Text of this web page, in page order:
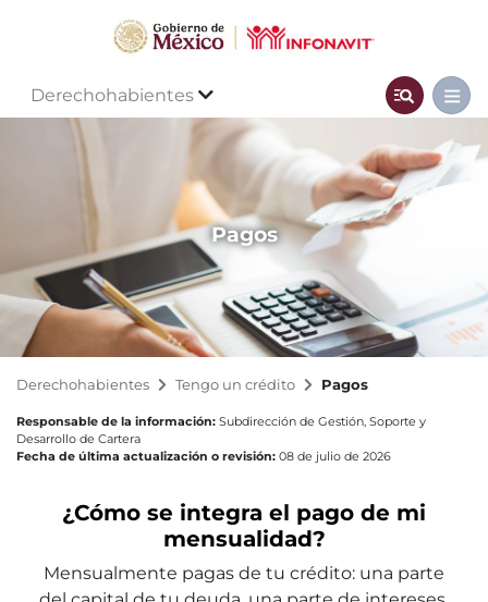
Derechohabientes
Pagos
Derechohabientes Tengo un crédito Pagos
Responsable de la información: Subdirección de Gestión, Soporte y
Desarrollo de Cartera
Fecha de última actualización o revisión: 08 de julio de 2026
¿Cómo se integra el pago de mi
mensualidad?
Mensualmente pagas de tu crédito: una parte